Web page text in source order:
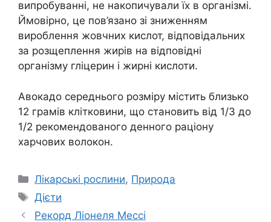
випробуванні, не накопичували їх в організмі.
Ймовірно, це пов’язано зі зниженням
вироблення жовчних кислот, відповідальних
за розщеплення жирів на відповідні
організму гліцерин і жирні кислоти.
Авокадо середнього розміру містить близько
12 грамів клітковини, що становить від 1/3 до
1/2 рекомендованого денного раціону
харчових волокон.
Категорії
Лікарські рослини, Природа
Позначки
Дієти
Рекорд Ліонеля Мессі